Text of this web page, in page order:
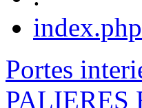
Portes
PALIERES